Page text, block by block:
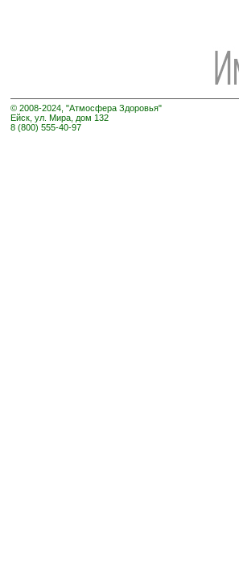
© 2008-2024, "Атмосфера Здоровья"
Ейск, ул. Мира, дом 132
8 (800) 555-40-97